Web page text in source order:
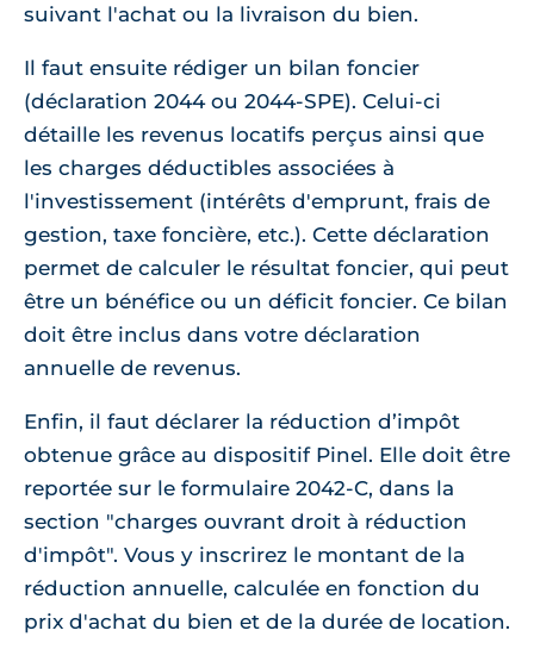
suivant l'achat ou la livraison du bien.
Il faut ensuite rédiger un bilan foncier
(déclaration 2044 ou 2044-SPE). Celui-ci
détaille les revenus locatifs perçus ainsi que
les charges déductibles associées à
l'investissement (intérêts d'emprunt, frais de
gestion, taxe foncière, etc.). Cette déclaration
permet de calculer le résultat foncier, qui peut
être un bénéfice ou un déficit foncier. Ce bilan
doit être inclus dans votre déclaration
annuelle de revenus.
Enfin, il faut déclarer la réduction d’impôt
obtenue grâce au dispositif Pinel. Elle doit être
reportée sur le formulaire 2042-C, dans la
section "charges ouvrant droit à réduction
d'impôt". Vous y inscrirez le montant de la
réduction annuelle, calculée en fonction du
prix d'achat du bien et de la durée de location.